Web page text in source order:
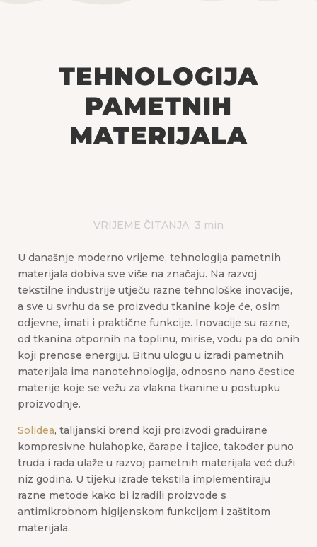
TEHNOLOGIJA
PAMETNIH
MATERIJALA
VRIJEME ČITANJA 3 min
U današnje moderno vrijeme, tehnologija pametnih
materijala dobiva sve više na značaju. Na razvoj
tekstilne industrije utječu razne tehnološke inovacije,
a sve u svrhu da se proizvedu tkanine koje će, osim
odjevne, imati i praktične funkcije. Inovacije su razne,
od tkanina otpornih na toplinu, mirise, vodu pa do onih
koji prenose energiju. Bitnu ulogu u izradi pametnih
materijala ima nanotehnologija, odnosno nano čestice
materije koje se vežu za vlakna tkanine u postupku
proizvodnje.
Solidea, talijanski brend koji proizvodi graduirane
kompresivne hulahopke, čarape i tajice, također puno
truda i rada ulaže u razvoj pametnih materijala već duži
niz godina. U tijeku izrade tekstila implementiraju
razne metode kako bi izradili proizvode s
antimikrobnom higijenskom funkcijom i zaštitom
materijala.